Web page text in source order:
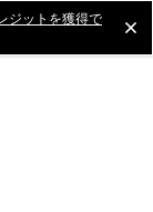
ジットを獲得で